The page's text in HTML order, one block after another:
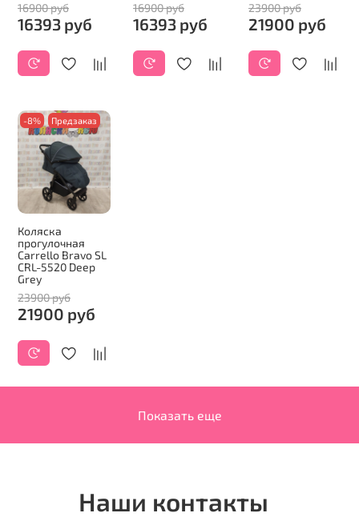
16900 руб
16393 руб
16900 руб
16393 руб
23900 руб
21900 руб
-8% Предзаказ
Коляска
прогулочная
Carrello Bravo SL
CRL-5520 Deep
Grey
23900 руб
21900 руб
Показать еще
Наши контакты